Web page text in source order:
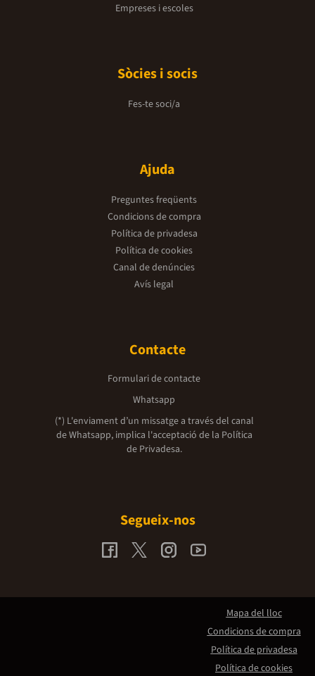
Empreses i escoles
Sòcies i socis
Fes-te soci/a
Ajuda
Preguntes freqüents
Condicions de compra
Política de privadesa
Política de cookies
Canal de denúncies
Avís legal
Contacte
Formulari de contacte
Whatsapp
(*) L'enviament d’un missatge a través del canal
de Whatsapp, implica l'acceptació de la Política
de Privadesa.
Segueix-nos
Mapa del lloc
Condicions de compra
Política de privadesa
Política de cookies